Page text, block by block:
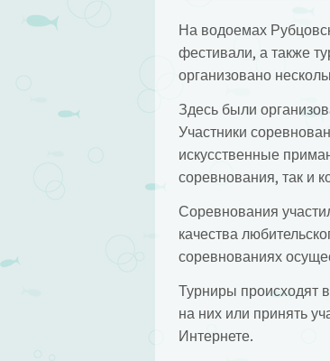
На водоемах
фестивали, а также
организовано
Здесь были
Участники
искусственные
соревнования, так и
Соревнования
качества
соревнованиях
Турниры происходят
на них или принять
Интернете.